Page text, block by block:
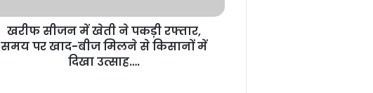
खरीफ सीजन में खेती ने पकड़ी रफ्तार,
समय पर खाद-बीज मिलने से किसानों में
दिखा उत्साह….